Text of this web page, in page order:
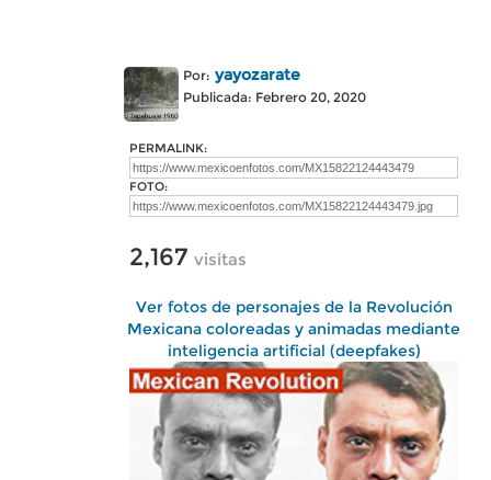
Por: yayozarate
Publicada: Febrero 20, 2020
PERMALINK:
FOTO:
2,167 visitas
Ver fotos de personajes de la Revolución
Mexicana coloreadas y animadas mediante
inteligencia artificial (deepfakes)